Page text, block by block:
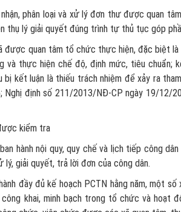
phân loại và xử lý đơn thư được quan
thụ lý giải quyết đúng trình tự thủ tục góp
được quan tâm tổ chức thực hiện, đặc biệt
và thực hiện chế độ, định mức, tiêu chuẩn;
bị kết luận là thiếu trách nhiệm để xảy ra
Nghị định số 211/2013/NĐ-CP ngày 19/12/
kiểm tra
hành nội quy, quy chế và lịch tiếp công
lý, giải quyết, trả lời đơn của công dân.
đầy đủ kế hoạch PCTN hằng năm, một
khai, minh bạch trong tổ chức và hoạt